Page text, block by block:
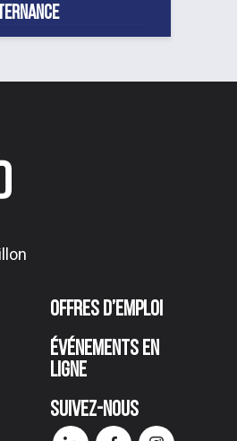
Offres d’emploi
Événements en
ligne
Suivez-nous